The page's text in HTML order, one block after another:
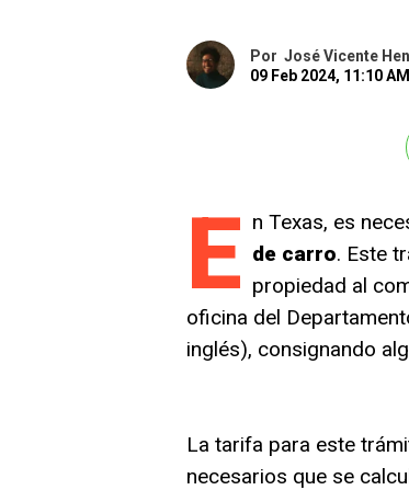
Por José Vicente
09 Feb 2024, 11:10
E n Texas, es
de carro. Este
propiedad al
oficina del
inglés), consignando
La tarifa para este
necesarios que se